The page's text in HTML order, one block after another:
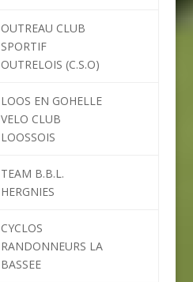
OUTREAU CLUB
SPORTIF
OUTRELOIS (C.S.O)
LOOS EN GOHELLE
VELO CLUB
LOOSSOIS
TEAM B.B.L.
HERGNIES
CYCLOS
RANDONNEURS LA
BASSEE